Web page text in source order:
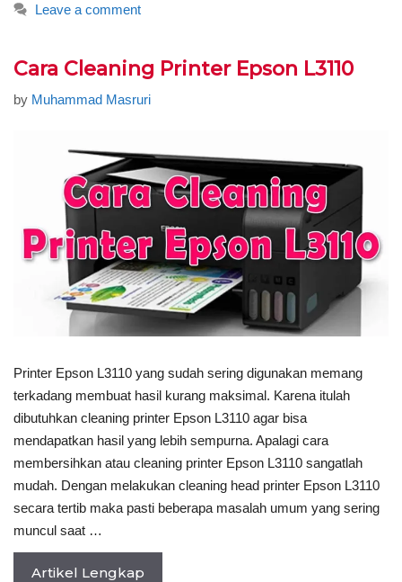
Leave a comment
Cara Cleaning Printer Epson L3110
by Muhammad Masruri
Printer Epson L3110 yang sudah sering digunakan memang
terkadang membuat hasil kurang maksimal. Karena itulah
dibutuhkan cleaning printer Epson L3110 agar bisa
mendapatkan hasil yang lebih sempurna. Apalagi cara
membersihkan atau cleaning printer Epson L3110 sangatlah
mudah. Dengan melakukan cleaning head printer Epson L3110
secara tertib maka pasti beberapa masalah umum yang sering
muncul saat …
Artikel Lengkap